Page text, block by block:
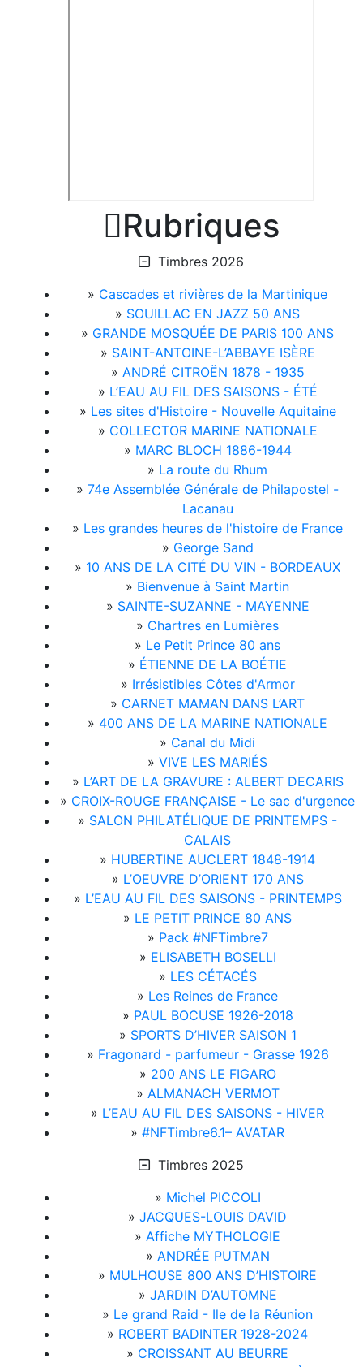
Rubriques
Timbres 2026
» Cascades et rivières de la Martinique
» SOUILLAC EN JAZZ 50 ANS
» GRANDE MOSQUÉE DE PARIS 100 ANS
» SAINT-ANTOINE-L’ABBAYE ISÈRE
» ANDRÉ CITROËN 1878 - 1935
» L’EAU AU FIL DES SAISONS - ÉTÉ
» Les sites d'Histoire - Nouvelle Aquitaine
» COLLECTOR MARINE NATIONALE
» MARC BLOCH 1886-1944
» La route du Rhum
» 74e Assemblée Générale de Philapostel -
Lacanau
» Les grandes heures de l'histoire de France
» George Sand
» 10 ANS DE LA CITÉ DU VIN - BORDEAUX
» Bienvenue à Saint Martin
» SAINTE-SUZANNE - MAYENNE
» Chartres en Lumières
» Le Petit Prince 80 ans
» ÉTIENNE DE LA BOÉTIE
» Irrésistibles Côtes d'Armor
» CARNET MAMAN DANS L’ART
» 400 ANS DE LA MARINE NATIONALE
» Canal du Midi
» VIVE LES MARIÉS
» L’ART DE LA GRAVURE : ALBERT DECARIS
» CROIX-ROUGE FRANÇAISE - Le sac d'urgence
» SALON PHILATÉLIQUE DE PRINTEMPS -
CALAIS
» HUBERTINE AUCLERT 1848-1914
» L’OEUVRE D’ORIENT 170 ANS
» L’EAU AU FIL DES SAISONS - PRINTEMPS
» LE PETIT PRINCE 80 ANS
» Pack #NFTimbre7
» ELISABETH BOSELLI
» LES CÉTACÉS
» Les Reines de France
» PAUL BOCUSE 1926-2018
» SPORTS D’HIVER SAISON 1
» Fragonard - parfumeur - Grasse 1926
» 200 ANS LE FIGARO
» ALMANACH VERMOT
» L’EAU AU FIL DES SAISONS - HIVER
» #NFTimbre6.1– AVATAR
Timbres 2025
» Michel PICCOLI
» JACQUES-LOUIS DAVID
» Affiche MYTHOLOGIE
» ANDRÉE PUTMAN
» MULHOUSE 800 ANS D’HISTOIRE
» JARDIN D’AUTOMNE
» Le grand Raid - Ile de la Réunion
» ROBERT BADINTER 1928-2024
» CROISSANT AU BEURRE